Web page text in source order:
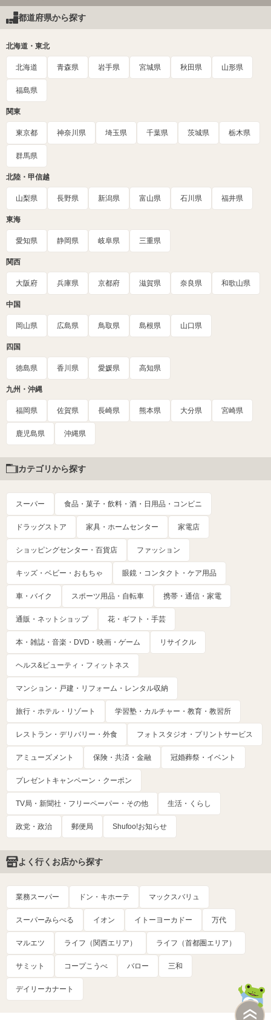
都道府県から探す
北海道・東北
北海道 青森県 岩手県 宮城県 秋田県 山形県
福島県
関東
東京都 神奈川県 埼玉県 千葉県 茨城県 栃木県
群馬県
北陸・甲信越
山梨県 長野県 新潟県 富山県 石川県 福井県
東海
愛知県 静岡県 岐阜県 三重県
関西
大阪府 兵庫県 京都府 滋賀県 奈良県 和歌山県
中国
岡山県 広島県 鳥取県 島根県 山口県
四国
徳島県 香川県 愛媛県 高知県
九州・沖縄
福岡県 佐賀県 長崎県 熊本県 大分県 宮崎県
鹿児島県 沖縄県
カテゴリから探す
スーパー 食品・菓子・飲料・酒・日用品・コンビニ
ドラッグストア 家具・ホームセンター 家電店
ショッピングセンター・百貨店 ファッション
キッズ・ベビー・おもちゃ 眼鏡・コンタクト・ケア用品
車・バイク スポーツ用品・自転車 携帯・通信・家電
通販・ネットショップ 花・ギフト・手芸
本・雑誌・音楽・DVD・映画・ゲーム リサイクル
ヘルス&ビューティ・フィットネス
マンション・戸建・リフォーム・レンタル収納
旅行・ホテル・リゾート 学習塾・カルチャー・教育・教習所
レストラン・デリバリー・外食 フォトスタジオ・プリントサービス
アミューズメント 保険・共済・金融 冠婚葬祭・イベント
プレゼントキャンペーン・クーポン
TV局・新聞社・フリーペーパー・その他 生活・くらし
政党・政治 郵便局 Shufoo!お知らせ
よく行くお店から探す
業務スーパー ドン・キホーテ マックスバリュ
スーパーみらべる イオン イトーヨーカドー 万代
マルエツ ライフ（関西エリア） ライフ（首都圏エリア）
サミット コープこうべ バロー 三和
デイリーカナート